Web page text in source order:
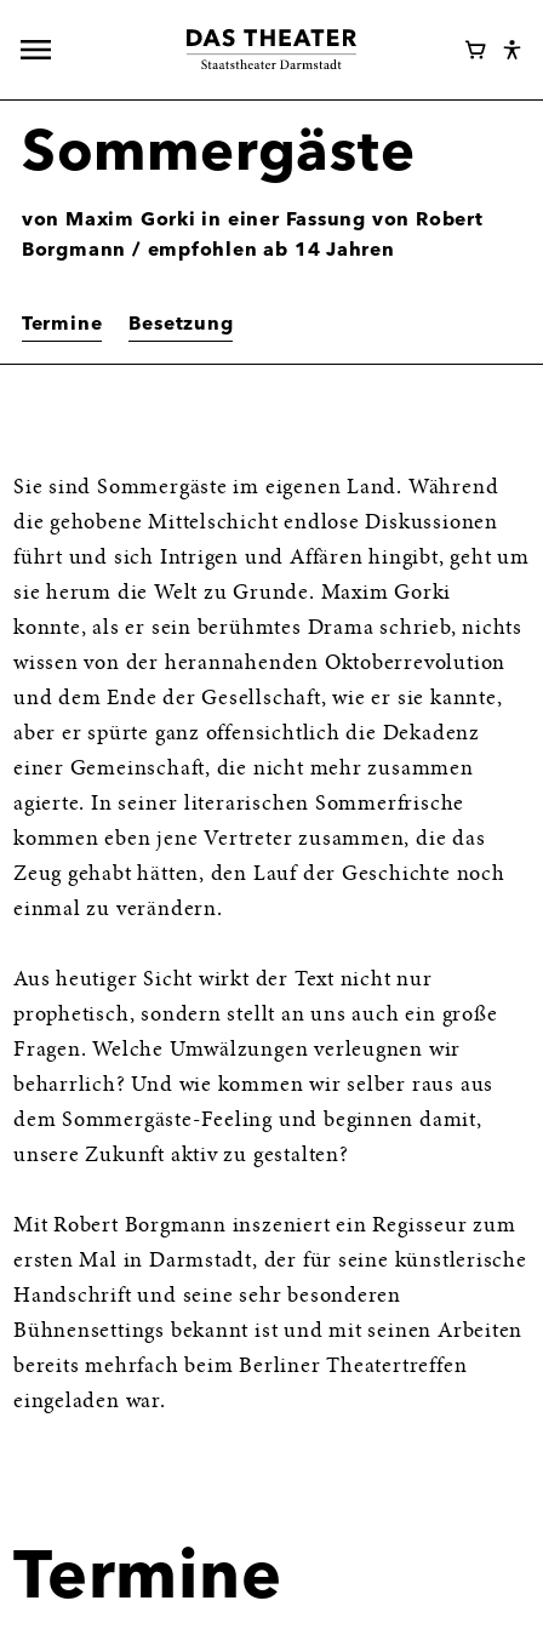
Hauptnavigation
Webshop
Sommergäste
von Maxim Gorki in einer Fassung von Robert
Borgmann / empfohlen ab 14 Jahren
Termine Besetzung
Informationen
Sie sind Sommergäste im eigenen Land. Während
die gehobene Mittelschicht endlose Diskussionen
führt und sich Intrigen und Affären hingibt, geht um
sie herum die Welt zu Grunde. Maxim Gorki
konnte, als er sein berühmtes Drama schrieb, nichts
wissen von der herannahenden Oktoberrevolution
und dem Ende der Gesellschaft, wie er sie kannte,
aber er spürte ganz offensichtlich die Dekadenz
einer Gemeinschaft, die nicht mehr zusammen
agierte. In seiner literarischen Sommerfrische
kommen eben jene Vertreter zusammen, die das
Zeug gehabt hätten, den Lauf der Geschichte noch
einmal zu verändern.
Aus heutiger Sicht wirkt der Text nicht nur
prophetisch, sondern stellt an uns auch ein große
Fragen. Welche Umwälzungen verleugnen wir
beharrlich? Und wie kommen wir selber raus aus
dem Sommergäste-Feeling und beginnen damit,
unsere Zukunft aktiv zu gestalten?
Mit Robert Borgmann inszeniert ein Regisseur zum
ersten Mal in Darmstadt, der für seine künstlerische
Handschrift und seine sehr besonderen
Bühnensettings bekannt ist und mit seinen Arbeiten
bereits mehrfach beim Berliner Theatertreffen
eingeladen war.
Termine